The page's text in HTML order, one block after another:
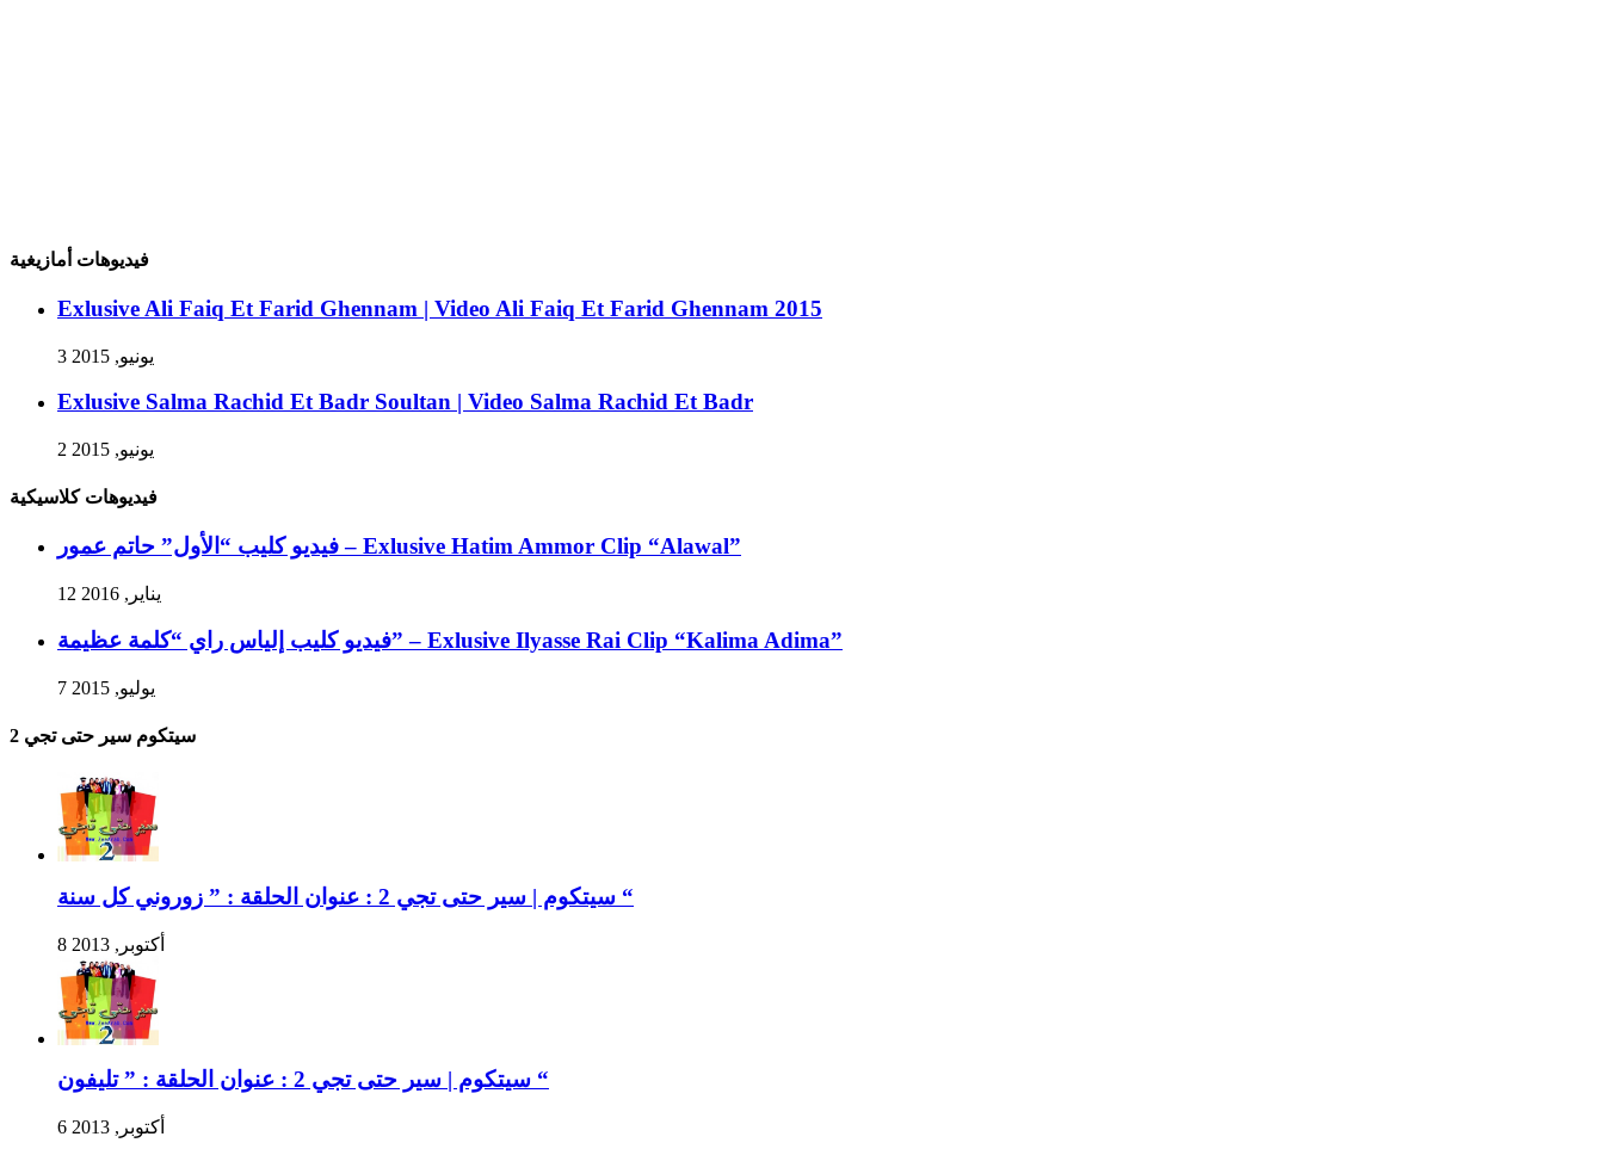
فيديوهات أمازيغية
Exlusive Ali Faiq Et Farid Ghennam | Video Ali Faiq Et Farid Ghennam 2015
3 يونيو, 2015
Exlusive Salma Rachid Et Badr Soultan | Video Salma Rachid Et Badr
2 يونيو, 2015
فيديوهات كلاسيكية
فيديو كليب “الأول” حاتم عمور – Exlusive Hatim Ammor Clip “Alawal”
12 يناير, 2016
فيديو كليب إلياس راي “كلمة عظيمة” – Exlusive Ilyasse Rai Clip “Kalima Adima”
7 يوليو, 2015
سيتكوم سير حتى تجي 2
سيتكوم | سير حتى تجي 2 : عنوان الحلقة : ” زوروني كل سنة “
8 أكتوبر, 2013
سيتكوم | سير حتى تجي 2 : عنوان الحلقة : ” تليفون “
6 أكتوبر, 2013